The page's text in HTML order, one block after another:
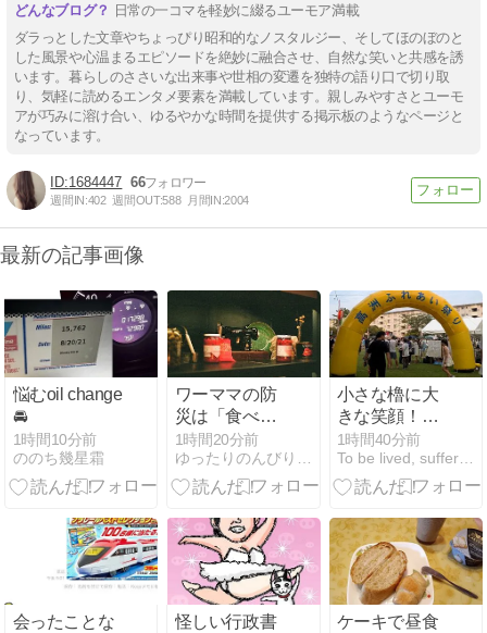
日常の一コマを軽妙に綴るユーモア満載
ダラっとした文章やちょっぴり昭和的なノスタルジー、そしてほのぼのと
した風景や心温まるエピソードを絶妙に融合させ、自然な笑いと共感を誘
います。暮らしのささいな出来事や世相の変遷を独特の語り口で切り取
り、気軽に読めるエンタメ要素を満載しています。親しみやすさとユーモ
アが巧みに溶け合い、ゆるやかな時間を提供する掲示板のようなページと
なっています。
1684447 66
週間IN:402 週間OUT:588 月間IN:2004
最新の記事画像
悩むoil change
🚘
1時間10分前
ののち幾星霜
ワーママの防
災は「食べな
がら備える」
が正解。非常
食を時短食に
1時間20分前
小さな櫓に大
きな笑顔！高
洲ふれあい祭
り
1時間40分前
To be lived, suffered, enjoyed
会ったことな
怪しい行政書
ケーキで昼食